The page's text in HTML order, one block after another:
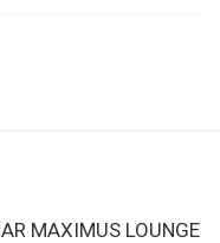
MAXIMUS LOUNGE